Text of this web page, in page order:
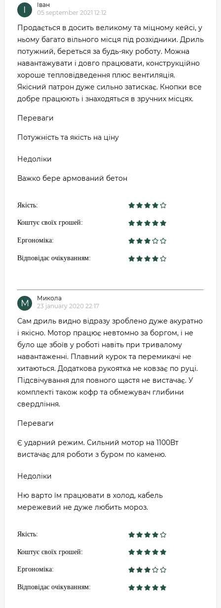
І
Іван
05 september 2021 12:12
Продається в досить великому та міцному кейсі, у
ньому багато вільного місця під розхідники. Дриль
потужний, береться за будь-яку роботу. Можна
навантажувати і довго працювати, конструкційно
хороше тепловідведення плюс вентиляція.
Якісний патрон дуже сильно затискає. Кнопки все
добре працюють і знаходяться в зручних місцях.
Переваги
Потужність та якість на ціну
Недоліки
Важко бере армований бетон
Якість:
Коштує своїх грошей:
Ергономіка:
Відповідає очікуванням:
М
Микола
23 january 2020 22:17
Сам дриль видно відразу зроблено дуже акуратно
і якісно. Мотор працює невтомно за боргом, і не
було ще збоїв у роботі навіть при тривалому
навантаженні. Плавний курок та перемикачі не
хитаються. Додаткова рукоятка не ковзає по руці.
Підсвічування для повного щастя не вистачає. У
комплекті також кофр та обмежувач глибини
свердління.
Переваги
Є ударний режим. Сильний мотор на 1100Вт
вистачає для роботи з буром по каменю.
Недоліки
Ню варто їм працювати в холод, кабель
мережевий не дуже любить мороз.
Якість:
Коштує своїх грошей:
Ергономіка:
Відповідає очікуванням: